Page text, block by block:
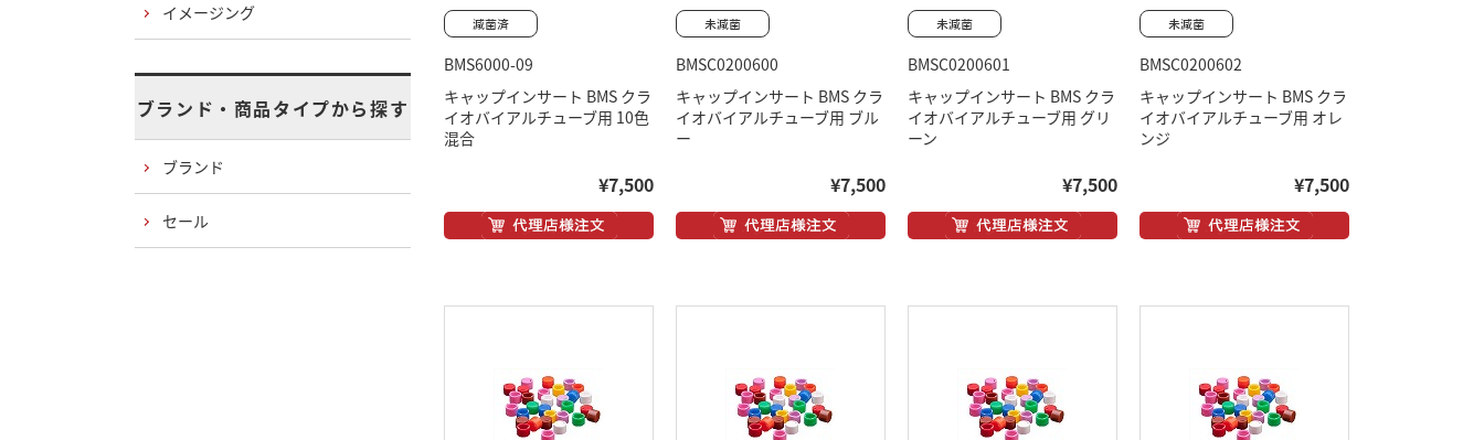
BMS6000-09
キャップインサート BMS クラ
イオバイアルチューブ用 10色
混合
¥7,500
BMSC0200600
キャップインサート BMS クラ
イオバイアルチューブ用 ブル
ー
¥7,500
BMSC0200601
キャップインサート BMS クラ
イオバイアルチューブ用 グリ
ーン
¥7,500
BMSC0200602
キャップインサート BMS クラ
イオバイアルチューブ用 オレ
ンジ
¥7,500
イメージング
ブランド・商品タイプから探す
ブランド
セール